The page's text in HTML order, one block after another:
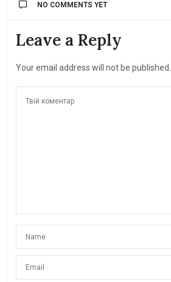
NO COMMENTS YET
Leave a Reply
Your email address will not be published.